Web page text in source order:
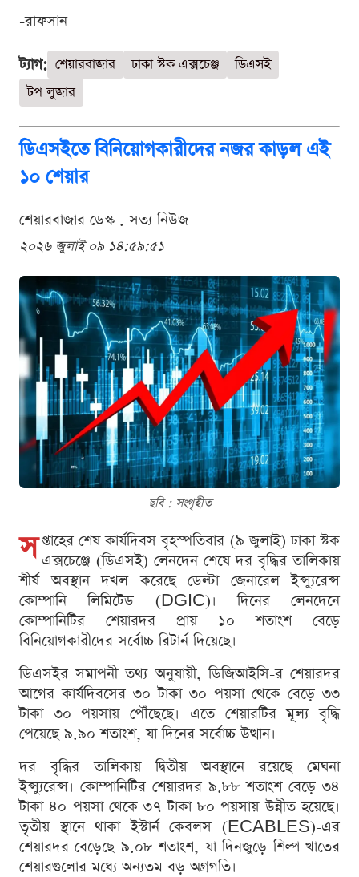
-রাফসান
ট্যাগ: শেয়ারবাজার ঢাকা স্টক এক্সচেঞ্জ
ডিএসই
টপ লুজার
ডিএসইতে বিনিয়োগকারীদের নজর কাড়ল এই
১০ শেয়ার
শেয়ারবাজার ডেস্ক . সত্য নিউজ
২০২৬ জুলাই ০৯ ১৪:৫৯:৫১
ছবি : সংগৃহীত
স প্তাহের শেষ কার্যদিবস বৃহস্পতিবার (৯ জুলাই) ঢাকা স্টক
এক্সচেঞ্জে (ডিএসই) লেনদেন শেষে দর বৃদ্ধির তালিকায়
শীর্ষ অবস্থান দখল করেছে ডেল্টা জেনারেল ইন্স্যুরেন্স
কোম্পানি লিমিটেড (DGIC)। দিনের লেনদেনে
কোম্পানিটির শেয়ারদর প্রায় ১০ শতাংশ বেড়ে
বিনিয়োগকারীদের সর্বোচ্চ রিটার্ন দিয়েছে।
ডিএসইর সমাপনী তথ্য অনুযায়ী, ডিজিআইসি-র শেয়ারদর
আগের কার্যদিবসের ৩০ টাকা ৩০ পয়সা থেকে বেড়ে ৩৩
টাকা ৩০ পয়সায় পৌঁছেছে। এতে শেয়ারটির মূল্য বৃদ্ধি
পেয়েছে ৯.৯০ শতাংশ, যা দিনের সর্বোচ্চ উত্থান।
দর বৃদ্ধির তালিকায় দ্বিতীয় অবস্থানে রয়েছে মেঘনা
ইন্স্যুরেন্স। কোম্পানিটির শেয়ারদর ৯.৮৮ শতাংশ বেড়ে ৩৪
টাকা ৪০ পয়সা থেকে ৩৭ টাকা ৮০ পয়সায় উন্নীত হয়েছে।
তৃতীয় স্থানে থাকা ইস্টার্ন কেবলস (ECABLES)-এর
শেয়ারদর বেড়েছে ৯.০৮ শতাংশ, যা দিনজুড়ে শিল্প খাতের
শেয়ারগুলোর মধ্যে অন্যতম বড় অগ্রগতি।